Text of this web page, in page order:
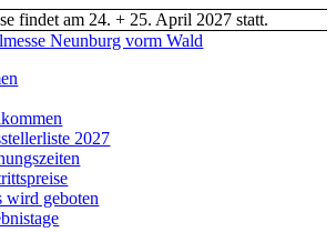
findet am 24. + 25. April 2027 statt.
2027
wird geboten